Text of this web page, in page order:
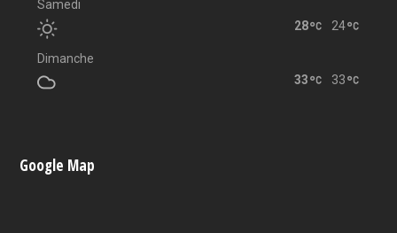
Samedi
24
28
Dimanche
33
33
Google Map